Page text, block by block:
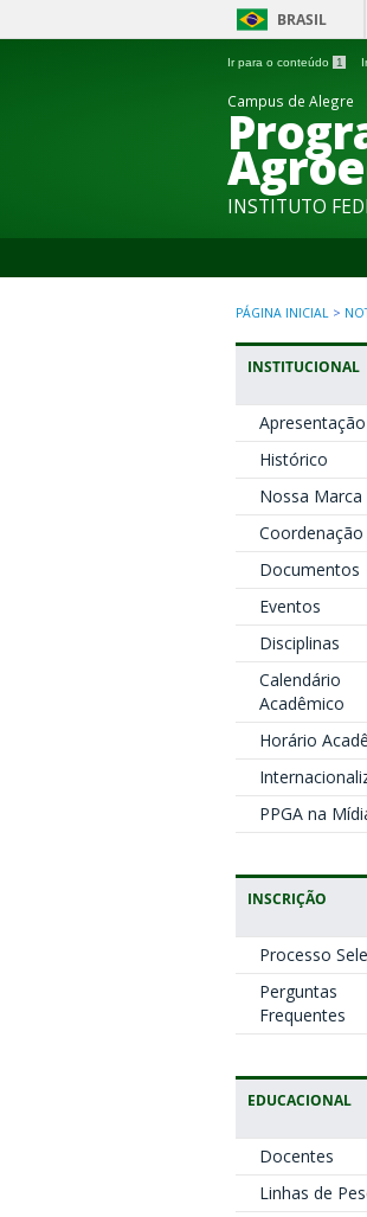
BRASIL
Ir para o conteúdo 1
Campus de Alegre
INSTITUTO
PÁGINA INICIAL >
INSTITUCIONAL
Apresentação
Histórico
Nossa Marca
Coordenação
Documentos
Eventos
Disciplinas
Calendário
Acadêmico
Horário
PPGA na
INSCRIÇÃO
Processo
Perguntas
Frequentes
EDUCACIONAL
Docentes
Linhas de